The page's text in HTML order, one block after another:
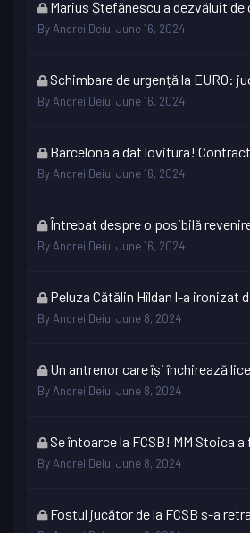
This
topic
is
Marius Ștefănescu a dezvăluit de
By Andrei Deiu, June 16, 2024
This
topic
is
Schimbare de urgență la EURO:
By Andrei Deiu, June 16, 2024
This
topic
is
Barcelona a dat lovitura!
By Andrei Deiu, June 16, 2024
This
topic
is
Întrebat despre o posibilă
By Andrei Deiu, June 16, 2024
This
topic
is
Peluza Cătălin Hîldan l-a ironizat
By Andrei Deiu, June 8, 2024
This
topic
is
Un antrenor care își închirează
By Andrei Deiu, June 8, 2024
This
topic
is
Se întoarce la FCSB! MM Stoica
By Andrei Deiu, June 8, 2024
This
Fostul jucător de la FCSB s-a